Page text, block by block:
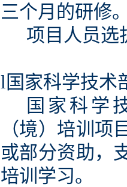
三个月的研修
项目人员选
l国家科学技术
国家科学
（境）培训
或部分资助，
培训学习。